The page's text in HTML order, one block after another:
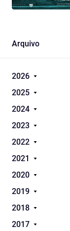
Arquivo
2026
2025
2024
2023
2022
2021
2020
2019
2018
2017